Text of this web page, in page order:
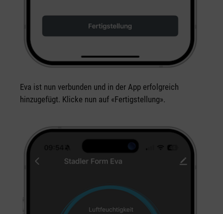
Eva ist nun verbunden und in der App erfolgreich
hinzugefügt. Klicke nun auf «Fertigstellung».